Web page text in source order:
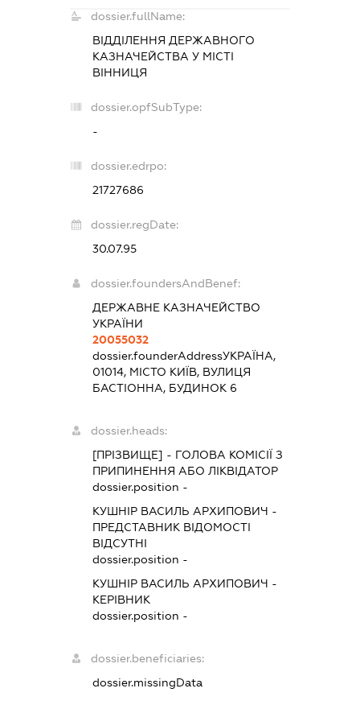
dossier.fullName:
ВІДДІЛЕННЯ ДЕРЖАВНОГО
КАЗНАЧЕЙСТВА У МІСТІ
ВІННИЦЯ
dossier.opfSubType:
-
dossier.edrpo:
21727686
dossier.regDate:
30.07.95
dossier.foundersAndBenef:
ДЕРЖАВНЕ КАЗНАЧЕЙСТВО
УКРАЇНИ
20055032
dossier.founderAddressУКРАЇНА,
01014, МІСТО КИЇВ, ВУЛИЦЯ
БАСТІОННА, БУДИНОК 6
dossier.heads:
[ПРІЗВИЩЕ] - ГОЛОВА КОМІСІЇ З
ПРИПИНЕННЯ АБО ЛІКВІДАТОР
dossier.position -
КУШНІР ВАСИЛЬ АРХИПОВИЧ -
ПРЕДСТАВНИК ВІДОМОСТІ
ВІДСУТНІ
dossier.position -
КУШНІР ВАСИЛЬ АРХИПОВИЧ -
КЕРІВНИК
dossier.position -
dossier.beneficiaries:
dossier.missingData